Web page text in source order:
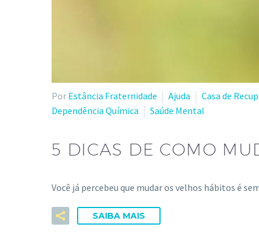
Por Estância Fraternidade Ajuda Casa de
Dependência Química
Saúde Mental
5 DICAS DE COMO
Você já percebeu que mudar os velhos hábitos é
SAIBA MAIS